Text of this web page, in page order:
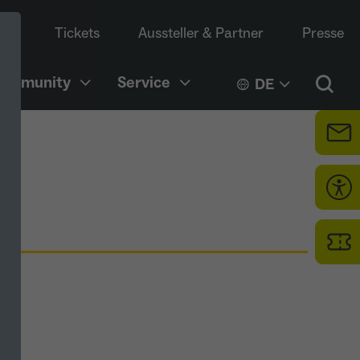
Tickets Aussteller & Partner Presse
Service DE